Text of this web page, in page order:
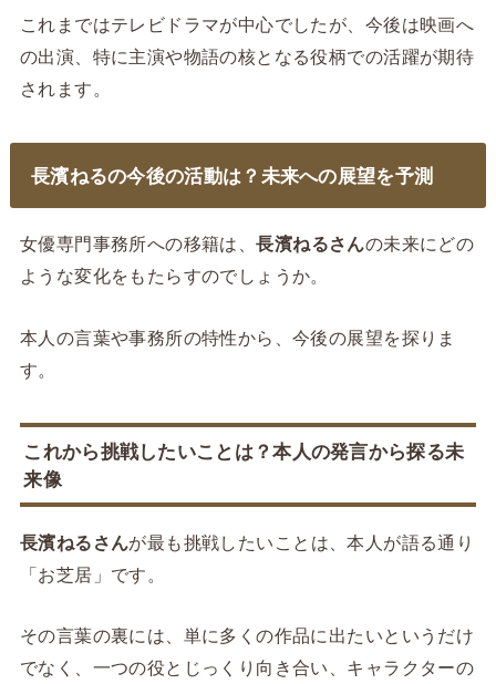
これまではテレビドラマが中心でしたが、今後は映画へ
の出演、特に主演や物語の核となる役柄での活躍が期待
されます。
長濱ねるの今後の活動は？未来への展望を予測
女優専門事務所への移籍は、長濱ねるさんの未来にどの
ような変化をもたらすのでしょうか。
本人の言葉や事務所の特性から、今後の展望を探りま
す。
これから挑戦したいことは？本人の発言から探る未
来像
長濱ねるさんが最も挑戦したいことは、本人が語る通り
「お芝居」です。
その言葉の裏には、単に多くの作品に出たいというだけ
でなく、一つの役とじっくり向き合い、キャラクターの